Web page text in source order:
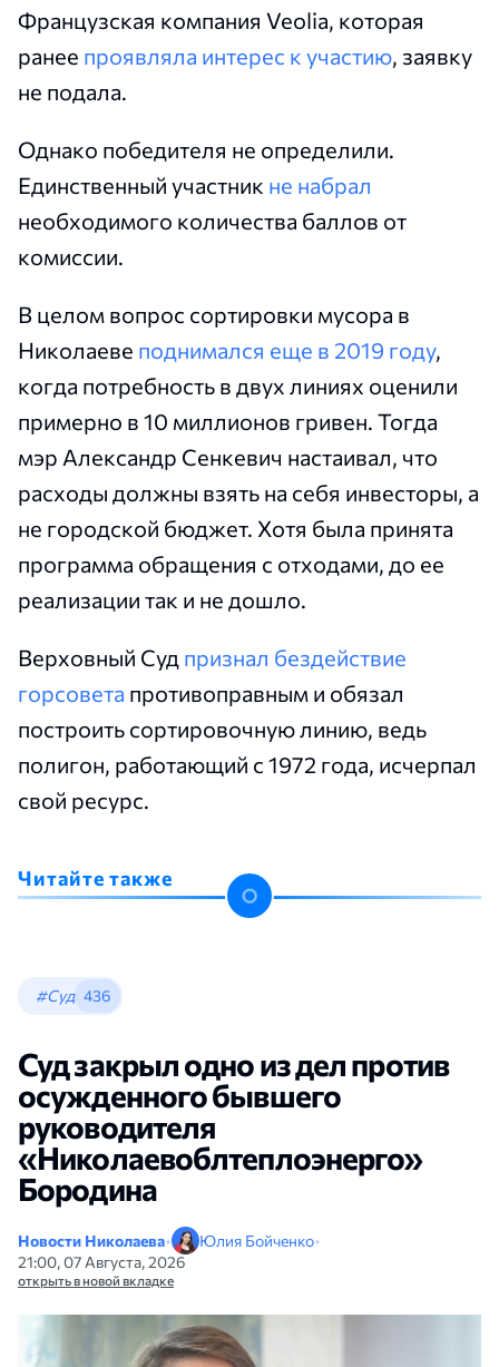
Французская компания Veolia, которая
ранее проявляла интерес к участию, заявку
не подала.
Однако победителя не определили.
Единственный участник не набрал
необходимого количества баллов от
комиссии.
В целом вопрос сортировки мусора в
Николаеве поднимался еще в 2019 году,
когда потребность в двух линиях оценили
примерно в 10 миллионов гривен. Тогда
мэр Александр Сенкевич настаивал, что
расходы должны взять на себя инвесторы, а
не городской бюджет. Хотя была принята
программа обращения с отходами, до ее
реализации так и не дошло.
Верховный Суд признал бездействие
горсовета противоправным и обязал
построить сортировочную линию, ведь
полигон, работающий с 1972 года, исчерпал
свой ресурс.
Читайте также
#Суд 436
Суд закрыл одно из дел против
осужденного бывшего
руководителя
«Николаевоблтеплоэнерго»
Бородина
Новости Николаева• Юлия Бойченко•
21:00, 07 Августа, 2026
открыть в новой вкладке